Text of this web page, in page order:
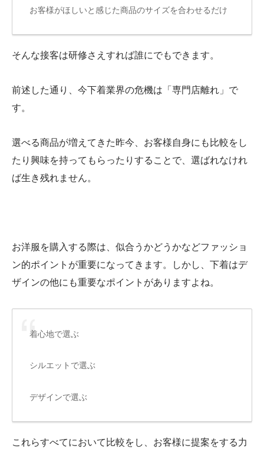
お客様がほしいと感じた商品のサイズを合わせるだけ
そんな接客は研修さえすれば誰にでもできます。
前述した通り、今下着業界の危機は「専門店離れ」で
す。
選べる商品が増えてきた昨今、お客様自身にも比較をし
たり興味を持ってもらったりすることで、選ばれなけれ
ば生き残れません。
お洋服を購入する際は、似合うかどうかなどファッショ
ン的ポイントが重要になってきます。しかし、下着はデ
ザインの他にも重要なポイントがありますよね。
着心地で選ぶ
シルエットで選ぶ
デザインで選ぶ
これらすべてにおいて比較をし、お客様に提案をする力